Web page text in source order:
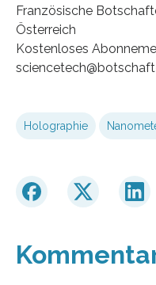
Französische
Österreich
Kostenloses
Holographie